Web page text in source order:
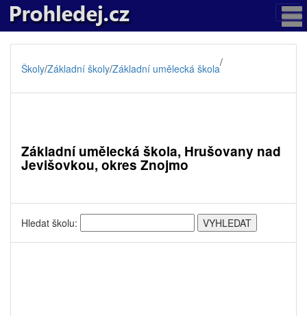
Školy/Základní školy/Základní umělecká škola/
Základní umělecká škola, Hrušovany nad
Jevišovkou, okres Znojmo
Hledat školu: